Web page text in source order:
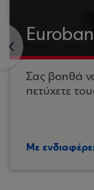
<
Σας βοηθά
πετύχετε
Με ενδιαφέρει